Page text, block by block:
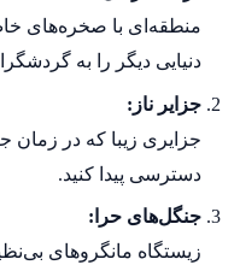
منطقه‌ای با صخره‌های
دنیایی دیگر را به
جزایر ناز:
جزایری زیبا که در زمان
دسترسی پیدا کنید.
جنگل‌های حرا:
زیستگاه مانگروهای